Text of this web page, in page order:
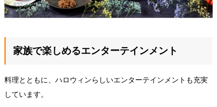
家族で楽しめるエンターテインメント
料理とともに、ハロウィンらしいエンターテインメントも充実
しています。